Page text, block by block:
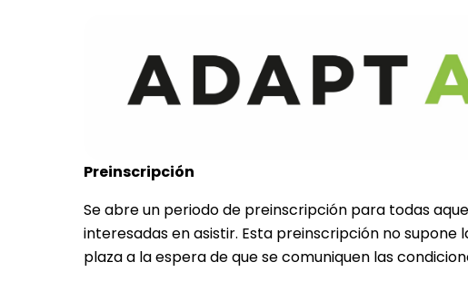
Preinscripción
Se abre un periodo de preinscripción para todas
interesadas en asistir. Esta preinscripción no supone
plaza a la espera de que se comuniquen las